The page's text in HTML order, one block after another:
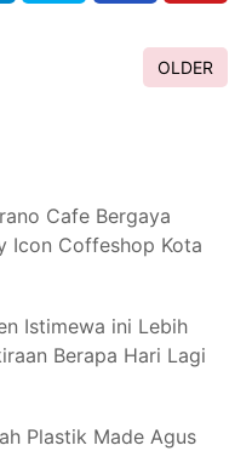
OLDER
Cafe Bergaya
Icon Coffeshop Kota
Istimewa ini Lebih
Berapa Hari Lagi
Plastik Made Agus